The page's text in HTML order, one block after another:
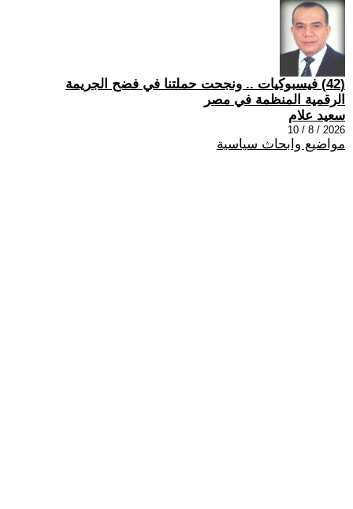
(42) فيسبوكيات .. ونجحت حملتنا في فضح الجريمة
الرقمية المنظمة في مصر
سعيد علام
2026 / 8 / 10
مواضيع وابحاث سياسية